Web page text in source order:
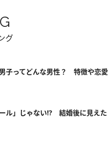
グ
子ってどんな男性？ 特徴や恋愛
ール」じゃない⁉ 結婚後に見えた